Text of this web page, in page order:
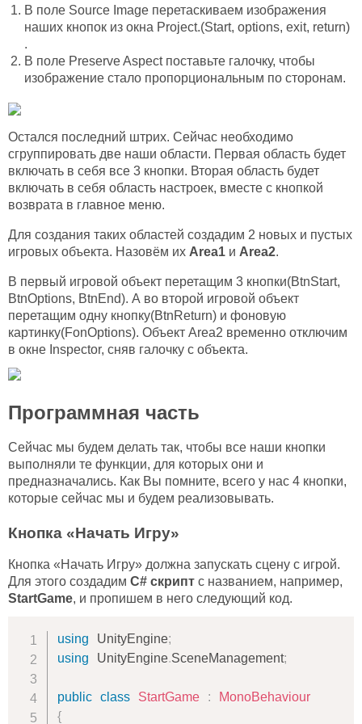
В поле Source Image перетаскиваем изображения
наших кнопок из окна Project.(Start, options, exit, return)
.
В поле Preserve Aspect поставьте галочку, чтобы
изображение стало пропорциональным по сторонам.
Остался последний штрих. Сейчас необходимо
сгруппировать две наши области. Первая область будет
включать в себя все 3 кнопки. Вторая область будет
включать в себя область настроек, вместе с кнопкой
возврата в главное меню.
Для создания таких областей создадим 2 новых и пустых
игровых объекта. Назовём их Area1 и Area2.
В первый игровой объект перетащим 3 кнопки(BtnStart,
BtnOptions, BtnEnd). А во второй игровой объект
перетащим одну кнопку(BtnReturn) и фоновую
картинку(FonOptions). Объект Area2 временно отключим
в окне Inspector, сняв галочку с объекта.
Программная часть
Сейчас мы будем делать так, чтобы все наши кнопки
выполняли те функции, для которых они и
предназначались. Как Вы помните, всего у нас 4 кнопки,
которые сейчас мы и будем реализовывать.
Кнопка «Начать Игру»
Кнопка «Начать Игру» должна запускать сцену с игрой.
Для этого создадим C# скрипт с названием, например,
StartGame, и пропишем в него следующий код.
using UnityEngine;
using
UnityEngine.SceneManagement;
public class StartGame :
MonoBehaviour
{